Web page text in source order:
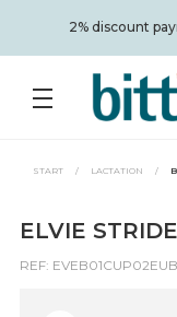
2% discount
START / LACTATION /
ELVIE
REF: EVEB01CUP02EUB